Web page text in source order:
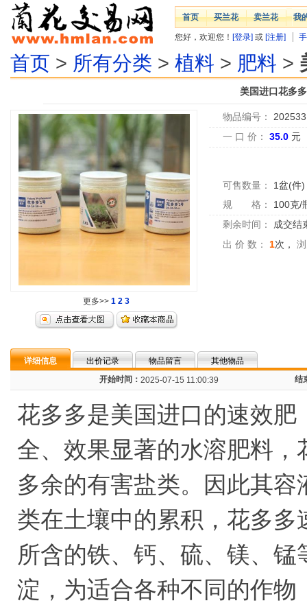
首页 买兰花 卖兰花 我
您好，欢迎您！ [登录] 或 [注册]
首页 > 所有分类 > 植料 > 肥料 >
美国进口花多
更多>> 1 2 3
物品编号：
一 口 价：
35.0 元
可售数量： 1盆(件)
规 格：
100克/
剩余时间：
成交结
出 价 数：
1次，
详细信息 出价记录 物品留言
其他物品
开始时间： 2025-07-15 11:00:39 结
花多多是美国进口的速效
全、效果显著的水溶肥料
多余的有害盐类。因此其
类在土壤中的累积，花多
所含的铁、钙、硫、镁、
淀，为适合各种不同的作